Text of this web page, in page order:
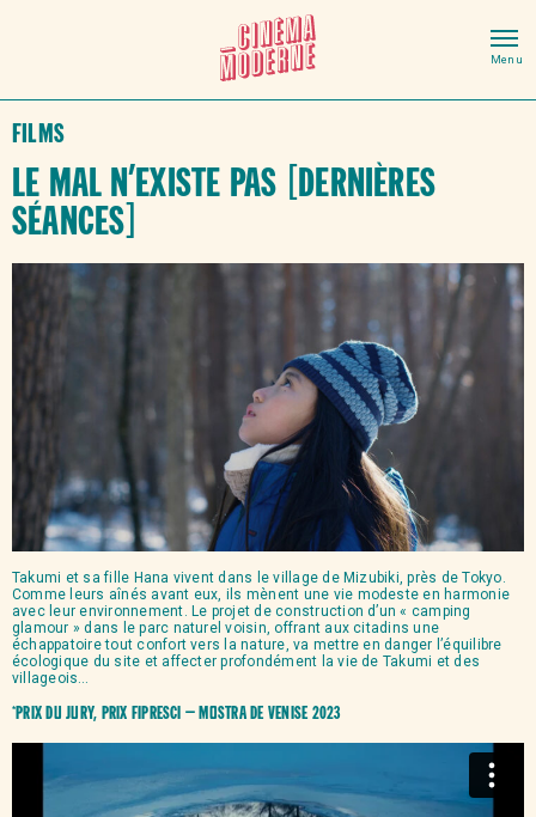
Films
Le mal n’existe pas [DERNIÈRES
SÉANCES]
Takumi et sa fille Hana vivent dans le village de Mizubiki, près de Tokyo.
Comme leurs aînés avant eux, ils mènent une vie modeste en harmonie
avec leur environnement. Le projet de construction d’un « camping
glamour » dans le parc naturel voisin, offrant aux citadins une
échappatoire tout confort vers la nature, va mettre en danger l’équilibre
écologique du site et affecter profondément la vie de Takumi et des
villageois…
*Prix du jury, prix FIPRESCI – Mostra de Venise 2023